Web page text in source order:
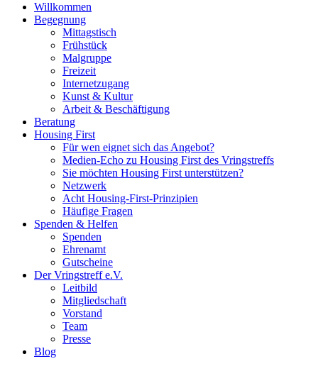
Willkommen
Begegnung
Mittagstisch
Frühstück
Malgruppe
Freizeit
Internetzugang
Kunst & Kultur
Arbeit & Beschäftigung
Beratung
Housing First
Für wen eignet sich das Angebot?
Medien-Echo zu Housing First des Vringstreffs
Sie möchten Housing First unterstützen?
Netzwerk
Acht Housing-First-Prinzipien
Häufige Fragen
Spenden & Helfen
Spenden
Ehrenamt
Gutscheine
Der Vringstreff e.V.
Leitbild
Mitgliedschaft
Vorstand
Team
Presse
Blog